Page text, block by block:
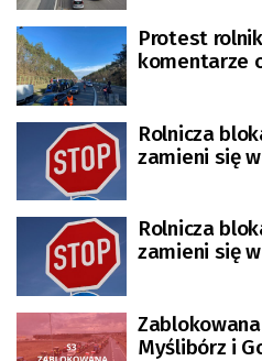
Protest
komentarze
Rolnicza
zamieni się
Rolnicza
zamieni się
Myślibórz i